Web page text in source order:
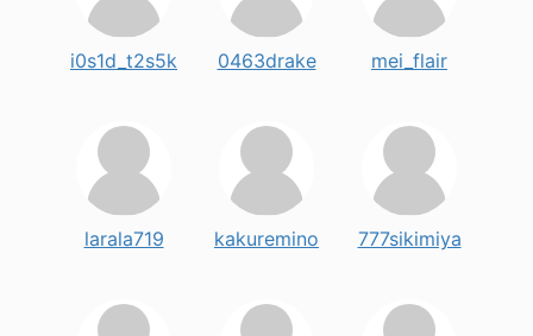
i0s1d_t2s5k 0463drake mei_flair
larala719 kakuremino 777sikimiya